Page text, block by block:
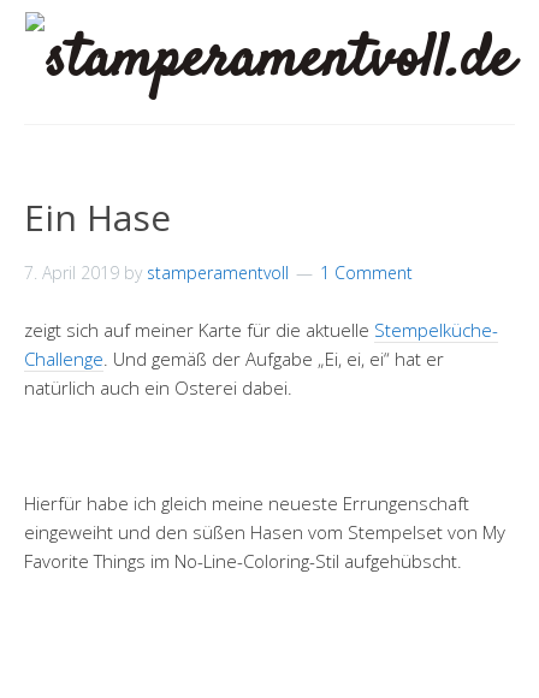
Ein Hase
7. April 2019 by stamperamentvoll 1 Comment
zeigt sich auf meiner Karte für die aktuelle Stempelküche-
Challenge. Und gemäß der Aufgabe „Ei, ei, ei“ hat er
natürlich auch ein Osterei dabei.
Hierfür habe ich gleich meine neueste Errungenschaft
eingeweiht und den süßen Hasen vom Stempelset von My
Favorite Things im No-Line-Coloring-Stil aufgehübscht.